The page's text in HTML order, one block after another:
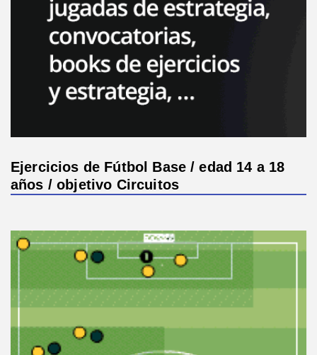
Ejercicios de Fútbol Base / edad 14 a 18
años / objetivo Circuitos